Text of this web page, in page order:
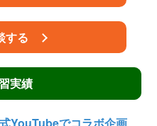
する
実績
YouTubeでコラボ企画